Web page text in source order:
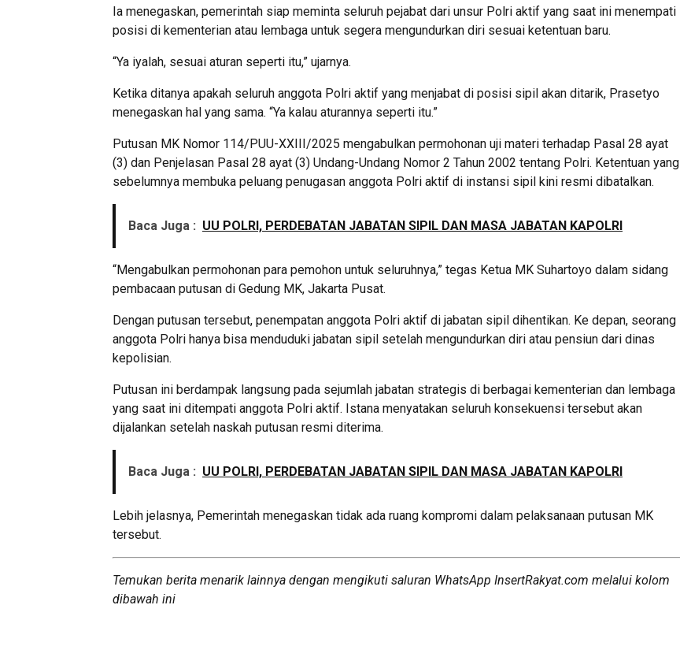
Ia menegaskan, pemerintah siap meminta seluruh pejabat dari unsur Polri aktif yang saat ini menempati
posisi di kementerian atau lembaga untuk segera mengundurkan diri sesuai ketentuan baru.
“Ya iyalah, sesuai aturan seperti itu,” ujarnya.
Ketika ditanya apakah seluruh anggota Polri aktif yang menjabat di posisi sipil akan ditarik, Prasetyo
menegaskan hal yang sama. “Ya kalau aturannya seperti itu.”
Putusan MK Nomor 114/PUU-XXIII/2025 mengabulkan permohonan uji materi terhadap Pasal 28 ayat
(3) dan Penjelasan Pasal 28 ayat (3) Undang-Undang Nomor 2 Tahun 2002 tentang Polri. Ketentuan yang
sebelumnya membuka peluang penugasan anggota Polri aktif di instansi sipil kini resmi dibatalkan.
Baca Juga : UU POLRI, PERDEBATAN JABATAN SIPIL DAN MASA JABATAN KAPOLRI
“Mengabulkan permohonan para pemohon untuk seluruhnya,” tegas Ketua MK Suhartoyo dalam sidang
pembacaan putusan di Gedung MK, Jakarta Pusat.
Dengan putusan tersebut, penempatan anggota Polri aktif di jabatan sipil dihentikan. Ke depan, seorang
anggota Polri hanya bisa menduduki jabatan sipil setelah mengundurkan diri atau pensiun dari dinas
kepolisian.
Putusan ini berdampak langsung pada sejumlah jabatan strategis di berbagai kementerian dan lembaga
yang saat ini ditempati anggota Polri aktif. Istana menyatakan seluruh konsekuensi tersebut akan
dijalankan setelah naskah putusan resmi diterima.
Baca Juga : UU POLRI, PERDEBATAN JABATAN SIPIL DAN MASA JABATAN KAPOLRI
Lebih jelasnya, Pemerintah menegaskan tidak ada ruang kompromi dalam pelaksanaan putusan MK
tersebut.
Temukan berita menarik lainnya dengan mengikuti saluran WhatsApp InsertRakyat.com melalui kolom
dibawah ini